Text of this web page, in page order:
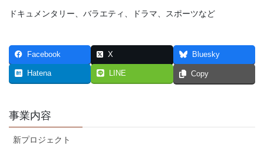
ドキュメンタリー、バラエティ、ドラマ、スポーツなど
Facebook X Bluesky
Hatena LINE Copy
事業内容
新プロジェクト